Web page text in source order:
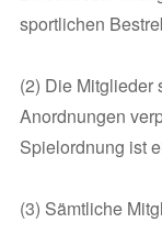
sportlichen
(2) Die Mitglieder
Anordnungen
Spielordnung ist
(3) Sämtliche